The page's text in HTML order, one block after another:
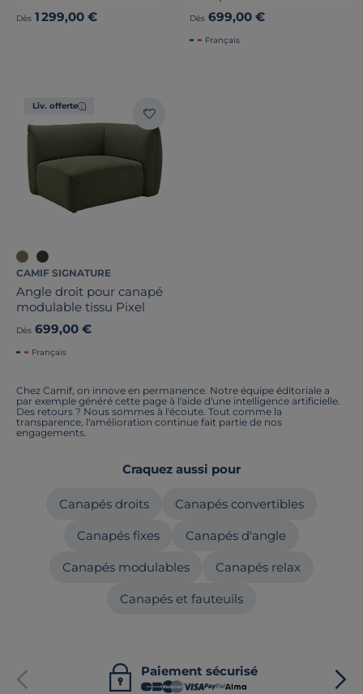
Dès 1 299,00 €
Pixel
Dès 699,00 €
Français
Liv. offerte
CAMIF SIGNATURE
Angle droit pour canapé
modulable tissu Pixel
Dès 699,00 €
Français
Chez Camif, on innove en permanence. Notre équipe éditoriale a
par exemple généré cette page à l'aide d'une intelligence artificielle.
Des retours ? Nous sommes à l'écoute. Tout comme la
transparence, l'amélioration continue fait partie de nos
engagements.
Craquez aussi pour
Canapés droits Canapés convertibles
Canapés fixes Canapés d'angle
Canapés modulables Canapés relax
Canapés et fauteuils
Paiement sécurisé